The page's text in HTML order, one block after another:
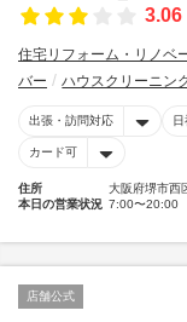
3.06
住宅リフォーム・リノベ
バー
ハウスクリーニン
出張・訪問対応
カード可
住所
大阪府堺市西
本日の営業状況 7:00〜20:00
店舗公式